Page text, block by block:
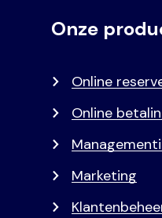
Voet
Primair
Onze
Online
Online
Marketing